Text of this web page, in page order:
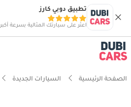
تطبيق دوبي كارز
اعثر على سيارتك المثالية بسرعة أكبر
الصفحة الرئيسية السيارات الجديدة